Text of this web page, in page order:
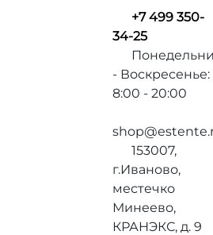
+7 499 350-
34-25
- Воскресенье:
8:00 - 20:00
153007,
г.Иваново,
местечко
Минеево,
КРАНЭКС, д. 9